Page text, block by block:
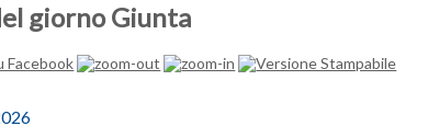
giorno Giunta